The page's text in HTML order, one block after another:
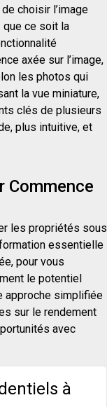
choisir l’image
que ce soit la
axée sur l’image,
les photos qui
la vue miniature,
clés de plusieurs
plus intuitive, et
Commence
les propriétés sous
essentielle
pour vous
le potentiel
approche simplifiée
sur le rendement
avec
à